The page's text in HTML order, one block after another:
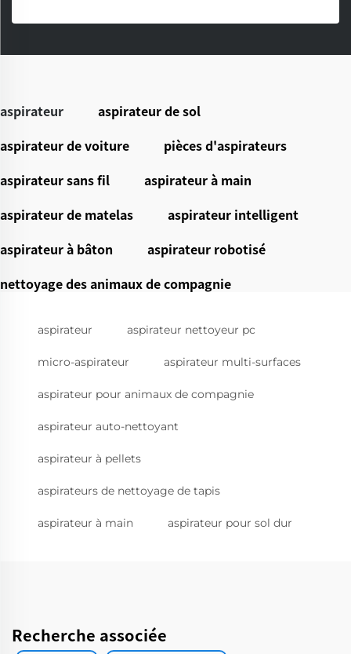
aspirateur
aspirateur de sol
aspirateur de voiture
pièces d'aspirateurs
aspirateur sans fil
aspirateur à main
aspirateur de matelas
aspirateur intelligent
aspirateur à bâton
aspirateur robotisé
nettoyage des animaux de compagnie
aspirateur aspirateur nettoyeur pc
micro-aspirateur aspirateur multi-surfaces
aspirateur pour animaux de compagnie
aspirateur auto-nettoyant
aspirateur à pellets
aspirateurs de nettoyage de tapis
aspirateur à main aspirateur pour sol dur
Recherche associée